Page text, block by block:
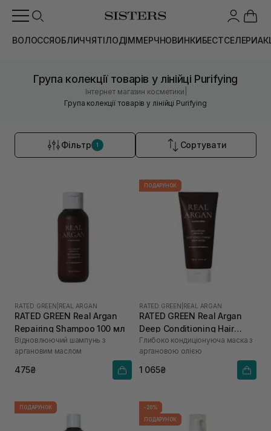
ВОЛОССЯОБЛИЧЧЯТІЛОДІММЕРЧНОВИНКИБЕСТСЕЛЕРИ
Група колекції товарів у лінійці Purifying
Інтернет магазин косметики
Група колекції товарів у лінійці Purifying
Фільтр 1 Сортувати
RATED GREEN REAL ARGAN
RATED GREEN Real Argan
Repairing Shampoo 100 мл
Відновлюючий шампунь з
аргановим маслом
475₴
ПОДАРУНОК
RATED GREEN REAL ARGAN
RATED GREEN Real Argan
Deep Conditioning Hair
Mask 200 мл
Глибоко кондиціонуюча маска з
аргановою олією
1 065₴
ПОДАРУНОК
-20%
ПОДАРУНОК